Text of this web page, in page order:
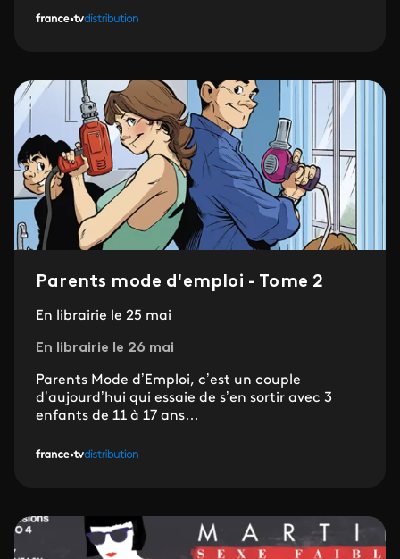
Parents mode d'emploi - Tome 2
En librairie le 25 mai
En librairie le 26 mai
Parents Mode d’Emploi, c’est un couple
d’aujourd’hui qui essaie de s’en sortir avec 3
enfants de 11 à 17 ans…